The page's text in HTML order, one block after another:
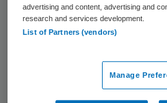
De baby’s werden kort
een ziekenhuis
politieonderzoek
naar buiten. Het
baby werd verwisseld
advertising and content, advertising and
research and services development.
List of Partners (vendors)
Manage